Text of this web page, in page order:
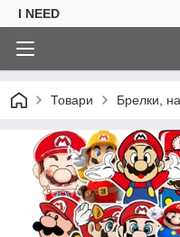
I NEED
Товари Брелки,